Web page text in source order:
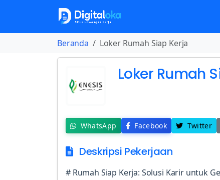
Beranda Loker Rumah Siap Kerja
Loker Rumah
WhatsApp Facebook Twitter
Deskripsi Pekerjaan
# Rumah Siap Kerja: Solusi Karir untuk